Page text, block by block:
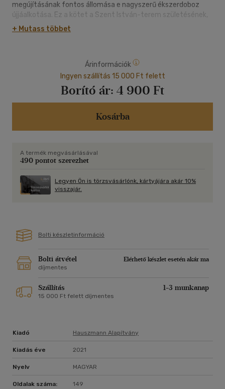
megújításának fontos állomása e nagyszerű ékszerdoboz
újjáalkotása. Ez a kötet a Szent István-terem születésének,
pusztulásának és újjászületésének történetét beszéli el: a
múlttal való találkozásra hívja az Olvasót.
+ Mutass többet
Árinformációk
Ingyen szállítás 15 000 Ft felett
Borító ár: 4 900 Ft
Kosárba
A termék megvásárlásával
490 pontot szerezhet
Legyen Ön is törzsvásárlónk, kártyájára akár 10%
visszajár.
Bolti készletinformáció
Bolti átvétel
Elérhető készlet esetén akár ma
díjmentes
Szállítás 1-3 munkanap
15 000 Ft felett díjmentes
Kiadó Hauszmann Alapítvány
Kiadás éve 2021
Nyelv MAGYAR
Oldalak száma: 149